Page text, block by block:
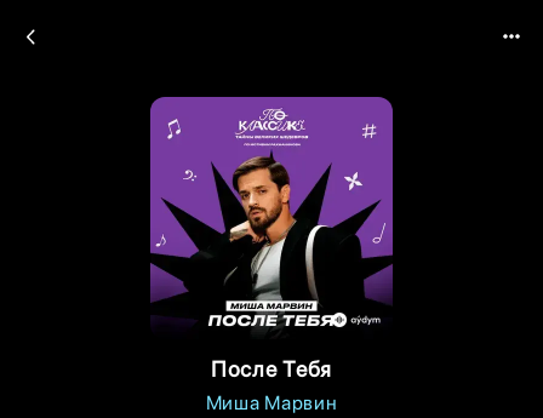
После Тебя
Миша Марвин